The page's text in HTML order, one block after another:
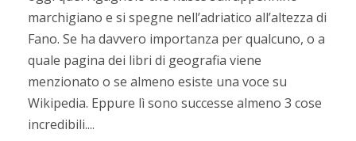
marchigiano e si spegne nell’adriatico all’altezza di
Fano. Se ha davvero importanza per qualcuno, o a
quale pagina dei libri di geografia viene
menzionato o se almeno esiste una voce su
Wikipedia. Eppure lì sono successe almeno 3 cose
incredibili....